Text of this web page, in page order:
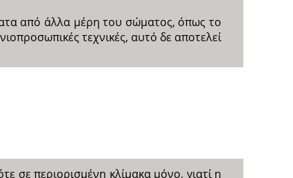
από άλλα μέρη του σώματος, όπως το
τεχνικές, αυτό δε αποτελεί
σε περιορισμένη κλίμακα μόνο, γιατί η